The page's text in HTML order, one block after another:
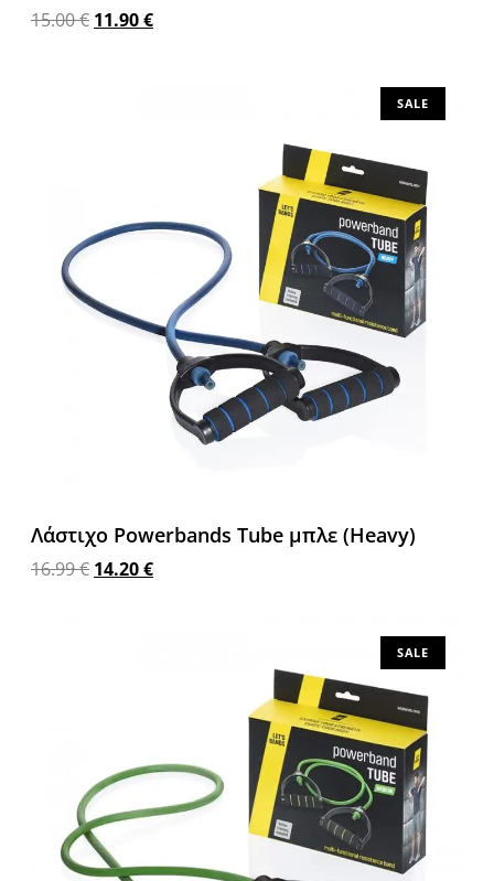
15.00€ 11.90€
SALE
Λάστιχο Powerbands Tube μπλε (Heavy)
16.99€ 14.20€
SALE